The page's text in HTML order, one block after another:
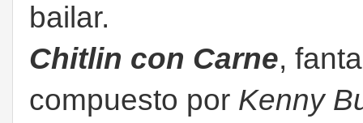
bailar.
Chitlin con Carne,
compuesto por Kenny